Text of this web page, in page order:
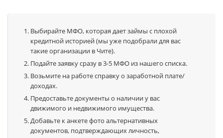
Выбирайте МФО, которая дает займы с плохой
кредитной историей (мы уже подобрали для вас
такие организации в Чите).
Подайте заявку сразу в 3-5 МФО из нашего списка.
Возьмите на работе справку о заработной плате/
доходах.
Предоставьте документы о наличии у вас
движимого и недвижимого имущества.
Добавьте к анкете фото альтернативных
документов, подтверждающих личность,